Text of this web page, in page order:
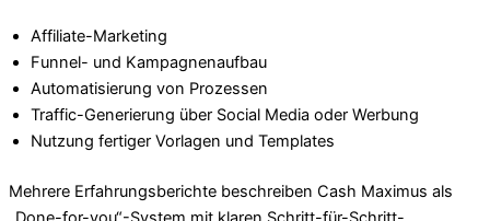
Affiliate-Marketing
Funnel- und Kampagnenaufbau
Automatisierung von Prozessen
Traffic-Generierung über Social Media oder Werbung
Nutzung fertiger Vorlagen und Templates
Mehrere Erfahrungsberichte beschreiben Cash Maximus als